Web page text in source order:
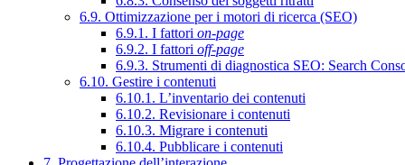
6.9. Ottimizzazione per i motori di ricerca (SEO)
6.9.1. I fattori on-page
6.9.2. I fattori off-page
6.9.3. Strumenti di diagnostica SEO: Search
6.10. Gestire i contenuti
6.10.1. L’inventario dei contenuti
6.10.2. Revisionare i contenuti
6.10.3. Migrare i contenuti
6.10.4. Pubblicare i contenuti